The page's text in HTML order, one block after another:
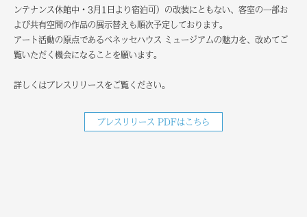
ンテナンス休館中・3月1日より宿泊可）の改装にともない、客室の一部お
よび共有空間の作品の展示替えも順次予定しております。
アート活動の原点であるベネッセハウス ミュージアムの魅力を、改めてご
覧いただく機会になることを願います。
詳しくはプレスリリースをご覧ください。
プレスリリース PDFはこちら